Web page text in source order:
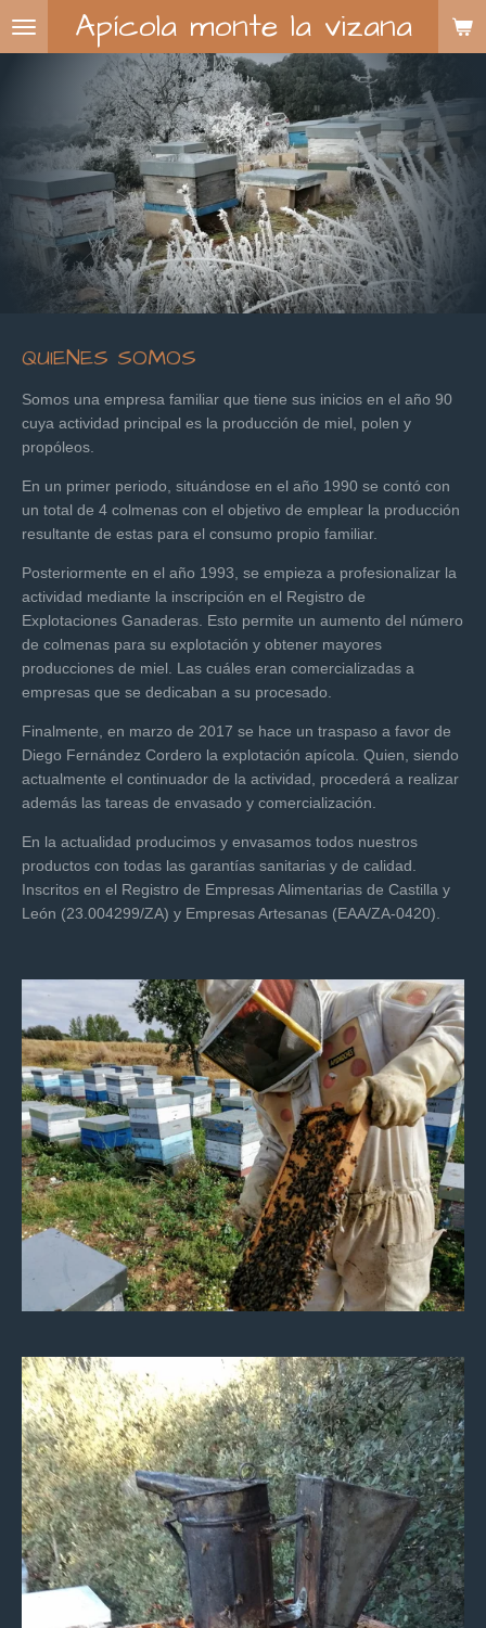
Ir
Apícola monte la vizana
QUIENES SOMOS
Somos una empresa familiar que tiene sus inicios en el año 90
cuya actividad principal es la producción de miel, polen y
propóleos.
En un primer periodo, situándose en el año 1990 se contó con
un total de 4 colmenas con el objetivo de emplear la producción
resultante de estas para el consumo propio familiar.
Posteriormente en el año 1993, se empieza a profesionalizar la
actividad mediante la inscripción en el Registro de
Explotaciones Ganaderas. Esto permite un aumento del número
de colmenas para su explotación y obtener mayores
producciones de miel. Las cuáles eran comercializadas a
empresas que se dedicaban a su procesado.
Finalmente, en marzo de 2017 se hace un traspaso a favor de
Diego Fernández Cordero la explotación apícola. Quien, siendo
actualmente el continuador de la actividad, procederá a realizar
además las tareas de envasado y comercialización.
En la actualidad producimos y envasamos todos nuestros
productos con todas las garantías sanitarias y de calidad.
Inscritos en el Registro de Empresas Alimentarias de Castilla y
León (23.004299/ZA) y Empresas Artesanas (EAA/ZA-0420).